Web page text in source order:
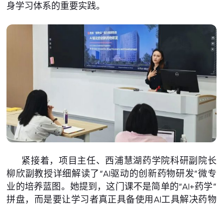
身学习体系的重要实践。
紧接着，项目主任、西浦慧湖药学院科研副院长
柳欣副教授详细解读了“AI驱动的创新药物研发”微专
业的培养蓝图。她提到，这门课不是简单的“AI+药学”
拼盘，而是要让学习者真正具备使用AI工具解决药物